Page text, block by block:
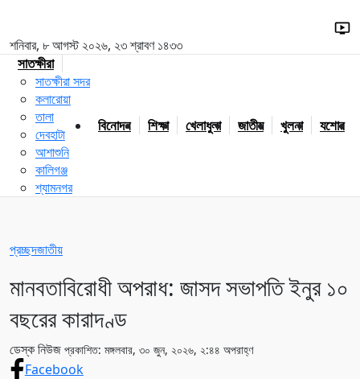
শনিবার, ৮ আগস্ট ২০২৬, ২৩ শ্রাবণ ১৪৩৩
সাতক্ষীরা
সাতক্ষীরা সদর
কলারোয়া
তালা
দেবহাটা
আশাশুনি
কালিগঞ্জ
শ্যামনগর
বিনোদন শিক্ষা খেলাধুলা জাতীয় খুলনা যশোর
প্রচ্ছদজাতীয়
মানবতাবিরোধী অপরাধ: জাসদ সভাপতি ইনুর ১০
বছরের কারাদণ্ড
ডেস্ক নিউজ প্রকাশিত: মঙ্গলবার, ৩০ জুন, ২০২৬, ২:৪৪ অপরাহ্ণ
Facebook